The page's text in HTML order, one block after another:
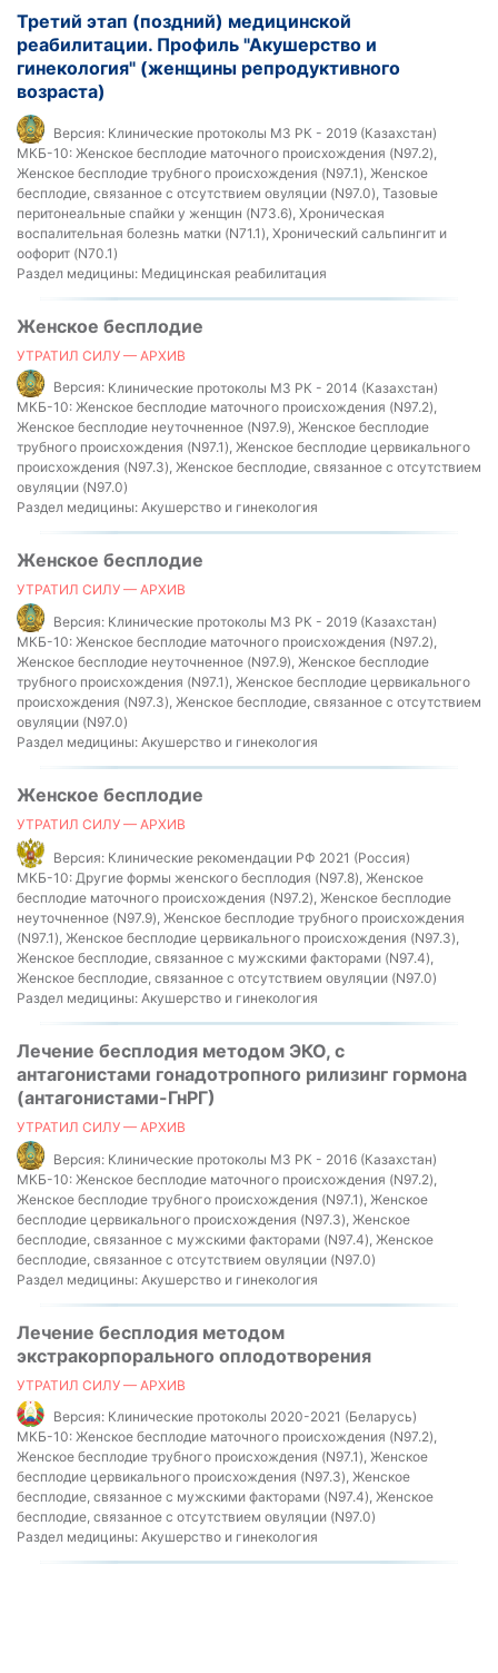
Третий этап (поздний) медицинской
реабилитации. Профиль "Акушерство и
гинекология" (женщины репродуктивного
возраста)
Версия: Клинические протоколы МЗ РК - 2019 (Казахстан)
МКБ-10: Женское бесплодие маточного происхождения (N97.2),
Женское бесплодие трубного происхождения (N97.1), Женское
бесплодие, связанное с отсутствием овуляции (N97.0), Тазовые
перитонеальные спайки у женщин (N73.6), Хроническая
воспалительная болезнь матки (N71.1), Хронический сальпингит и
оофорит (N70.1)
Раздел медицины: Медицинская реабилитация
Женское бесплодие
УТРАТИЛ СИЛУ — АРХИВ
Версия: Клинические протоколы МЗ РК - 2014 (Казахстан)
МКБ-10: Женское бесплодие маточного происхождения (N97.2),
Женское бесплодие неуточненное (N97.9), Женское бесплодие
трубного происхождения (N97.1), Женское бесплодие цервикального
происхождения (N97.3), Женское бесплодие, связанное с отсутствием
овуляции (N97.0)
Раздел медицины: Акушерство и гинекология
Женское бесплодие
УТРАТИЛ СИЛУ — АРХИВ
Версия: Клинические протоколы МЗ РК - 2019 (Казахстан)
МКБ-10: Женское бесплодие маточного происхождения (N97.2),
Женское бесплодие неуточненное (N97.9), Женское бесплодие
трубного происхождения (N97.1), Женское бесплодие цервикального
происхождения (N97.3), Женское бесплодие, связанное с отсутствием
овуляции (N97.0)
Раздел медицины: Акушерство и гинекология
Женское бесплодие
УТРАТИЛ СИЛУ — АРХИВ
Версия: Клинические рекомендации РФ 2021 (Россия)
МКБ-10: Другие формы женского бесплодия (N97.8), Женское
бесплодие маточного происхождения (N97.2), Женское бесплодие
неуточненное (N97.9), Женское бесплодие трубного происхождения
(N97.1), Женское бесплодие цервикального происхождения (N97.3),
Женское бесплодие, связанное с мужскими факторами (N97.4),
Женское бесплодие, связанное с отсутствием овуляции (N97.0)
Раздел медицины: Акушерство и гинекология
Лечение бесплодия методом ЭКО, с
антагонистами гонадотропного рилизинг гормона
(антагонистами-ГнРГ)
УТРАТИЛ СИЛУ — АРХИВ
Версия: Клинические протоколы МЗ РК - 2016 (Казахстан)
МКБ-10: Женское бесплодие маточного происхождения (N97.2),
Женское бесплодие трубного происхождения (N97.1), Женское
бесплодие цервикального происхождения (N97.3), Женское
бесплодие, связанное с мужскими факторами (N97.4), Женское
бесплодие, связанное с отсутствием овуляции (N97.0)
Раздел медицины: Акушерство и гинекология
Лечение бесплодия методом
экстракорпорального оплодотворения
УТРАТИЛ СИЛУ — АРХИВ
Версия: Клинические протоколы 2020-2021 (Беларусь)
МКБ-10: Женское бесплодие маточного происхождения (N97.2),
Женское бесплодие трубного происхождения (N97.1), Женское
бесплодие цервикального происхождения (N97.3), Женское
бесплодие, связанное с мужскими факторами (N97.4), Женское
бесплодие, связанное с отсутствием овуляции (N97.0)
Раздел медицины: Акушерство и гинекология